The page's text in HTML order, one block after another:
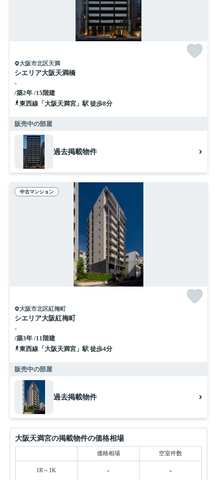
大阪市北区天満
シエリア大阪天満橋
-
/築2年 /15階建
東西線「大阪天満宮」駅 徒歩8分
販売中の部屋
過去掲載物件
中古マンション
大阪市北区紅梅町
シエリア大阪紅梅町
-
/築3年 /11階建
東西線「大阪天満宮」駅 徒歩4分
販売中の部屋
過去掲載物件
大阪天満宮の掲載物件の価格相場
価格相場 空室件数
1R～1K - -